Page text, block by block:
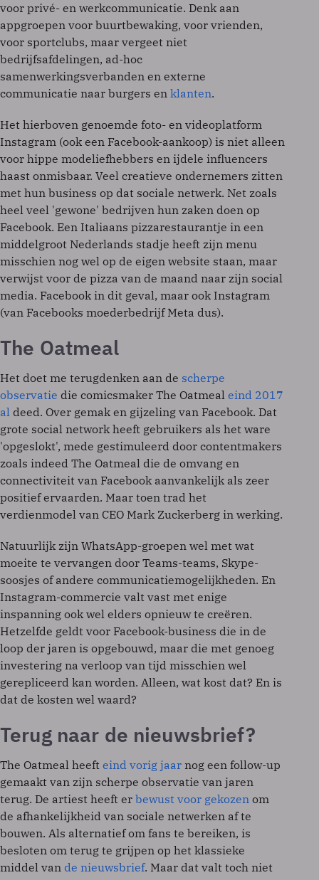
voor privé- en werkcommunicatie. Denk aan
appgroepen voor buurtbewaking, voor vrienden,
voor sportclubs, maar vergeet niet
bedrijfsafdelingen, ad-hoc
samenwerkingsverbanden en externe
communicatie naar burgers en klanten.
Het hierboven genoemde foto- en videoplatform
Instagram (ook een Facebook-aankoop) is niet alleen
voor hippe modeliefhebbers en ijdele influencers
haast onmisbaar. Veel creatieve ondernemers zitten
met hun business op dat sociale netwerk. Net zoals
heel veel 'gewone' bedrijven hun zaken doen op
Facebook. Een Italiaans pizzarestaurantje in een
middelgroot Nederlands stadje heeft zijn menu
misschien nog wel op de eigen website staan, maar
verwijst voor de pizza van de maand naar zijn social
media. Facebook in dit geval, maar ook Instagram
(van Facebooks moederbedrijf Meta dus).
The Oatmeal
Het doet me terugdenken aan de scherpe
observatie die comicsmaker The Oatmeal eind 2017
al deed. Over gemak en gijzeling van Facebook. Dat
grote social network heeft gebruikers als het ware
'opgeslokt', mede gestimuleerd door contentmakers
zoals indeed The Oatmeal die de omvang en
connectiviteit van Facebook aanvankelijk als zeer
positief ervaarden. Maar toen trad het
verdienmodel van CEO Mark Zuckerberg in werking.
Natuurlijk zijn WhatsApp-groepen wel met wat
moeite te vervangen door Teams-teams, Skype-
soosjes of andere communicatiemogelijkheden. En
Instagram-commercie valt vast met enige
inspanning ook wel elders opnieuw te creëren.
Hetzelfde geldt voor Facebook-business die in de
loop der jaren is opgebouwd, maar die met genoeg
investering na verloop van tijd misschien wel
gerepliceerd kan worden. Alleen, wat kost dat? En is
dat de kosten wel waard?
Terug naar de nieuwsbrief?
The Oatmeal heeft eind vorig jaar nog een follow-up
gemaakt van zijn scherpe observatie van jaren
terug. De artiest heeft er bewust voor gekozen om
de afhankelijkheid van sociale netwerken af te
bouwen. Als alternatief om fans te bereiken, is
besloten om terug te grijpen op het klassieke
middel van de nieuwsbrief. Maar dat valt toch niet